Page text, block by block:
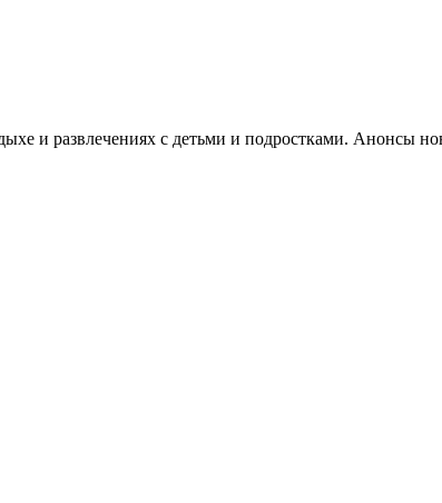
и развлечениях с детьми и подростками. Анонсы